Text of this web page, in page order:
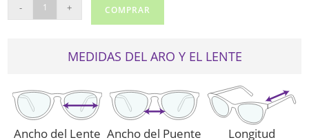
RALPH
- + COMPRAR
MEDIDAS DEL ARO Y EL LENTE
Ancho del Lente Ancho del Puente
Longitud